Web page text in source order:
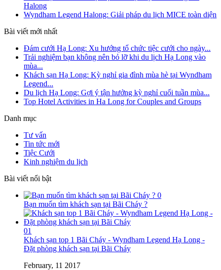
Halong
Wyndham Legend Halong: Giải pháp du lịch MICE toàn diện
Bài viết mới nhất
Đám cưới Hạ Long: Xu hướng tổ chức tiệc cưới cho ngày...
Trải nghiệm bạn không nên bỏ lỡ khi du lịch Hạ Long vào
mùa...
Khách sạn Hạ Long: Kỳ nghỉ gia đình mùa hè tại Wyndham
Legend...
Du lịch Hạ Long: Gợi ý tận hưởng kỳ nghỉ cuối tuần mùa...
Top Hotel Activities in Ha Long for Couples and Groups
Danh mục
Tư vấn
Tin tức mới
Tiệc Cưới
Kinh nghiệm du lịch
Bài viết nổi bật
0
Bạn muốn tìm khách sạn tại Bãi Cháy ?
01
Khách sạn top 1 Bãi Cháy - Wyndham Legend Hạ Long -
Đặt phòng khách sạn tại Bãi Cháy
February, 11 2017